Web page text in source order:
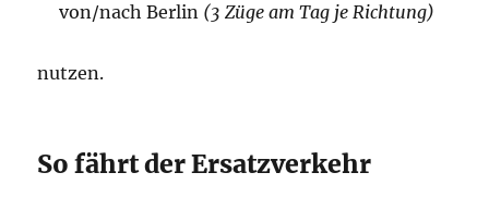
von/nach Berlin (3 Züge am Tag je Richtung)
nutzen.
So fährt der Ersatzverkehr